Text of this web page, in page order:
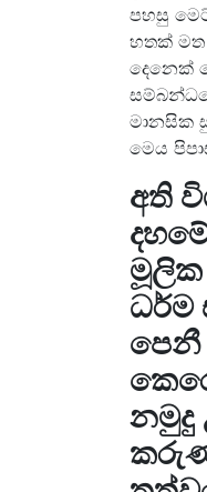
පහසු
හතක්
දෙනෙක්
මානසික
මෙය
අති
මූලික
ධර්ම
පෙනී
නමුදු
කරුණ